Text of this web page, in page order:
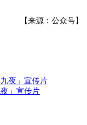
【来源：公众号】
」宣传片